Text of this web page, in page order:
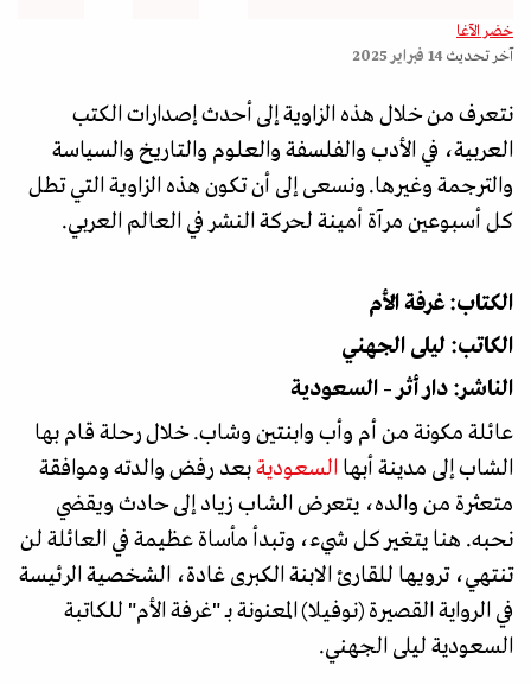
خضر الآغا
آخر تحديث 14 فبراير 2025
نتعرف من خلال هذه الزاوية إلى أحدث إصدارات الكتب
العربية، في الأدب والفلسفة والعلوم والتاريخ والسياسة
والترجمة وغيرها. ونسعى إلى أن تكون هذه الزاوية التي تطل
كل أسبوعين مرآة أمينة لحركة النشر في العالم العربي.
الكتاب: غرفة الأم
الكاتب: ليلى الجهني
الناشر: دار أثر – السعودية
عائلة مكونة من أم وأب وابنتين وشاب. خلال رحلة قام بها
الشاب إلى مدينة أبها السعوديةبعد رفض والدته وموافقة
متعثرة من والده، يتعرض الشاب زياد إلى حادث ويقضي
نحبه. هنا يتغير كل شيء، وتبدأ مأساة عظيمة في العائلة لن
تنتهي، ترويها للقارئ الابنة الكبرى غادة، الشخصية الرئيسة
في الرواية القصيرة (نوفيلا) المعنونة بـ "غرفة الأم" للكاتبة
السعودية ليلى الجهني.